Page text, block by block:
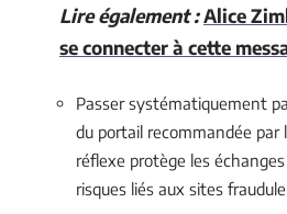
Lire également :Alice
se connecter à cette
Passer systématiquement
du portail recommandée par
réflexe protège les
risques liés aux sites